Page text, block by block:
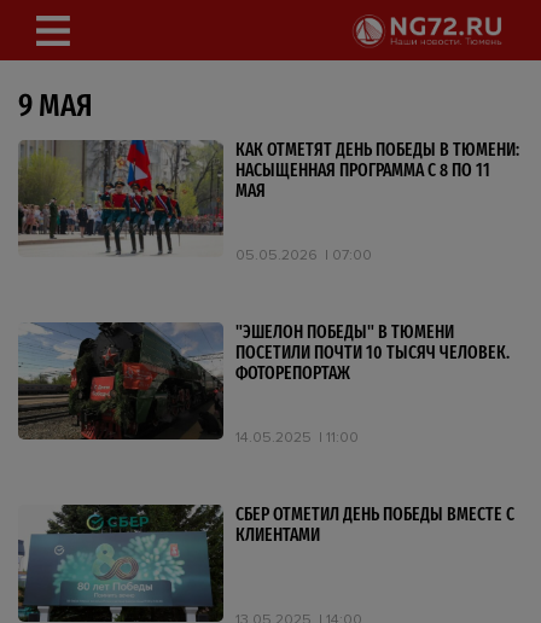
9 МАЯ
КАК ОТМЕТЯТ ДЕНЬ ПОБЕДЫ В ТЮМЕНИ:
НАСЫЩЕННАЯ ПРОГРАММА С 8 ПО 11
МАЯ
05.05.2026 07:00
"ЭШЕЛОН ПОБЕДЫ" В ТЮМЕНИ
ПОСЕТИЛИ ПОЧТИ 10 ТЫСЯЧ ЧЕЛОВЕК.
ФОТОРЕПОРТАЖ
14.05.2025 11:00
СБЕР ОТМЕТИЛ ДЕНЬ ПОБЕДЫ ВМЕСТЕ С
КЛИЕНТАМИ